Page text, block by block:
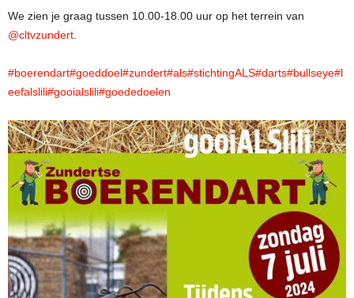
We zien je graag tussen 10.00-18.00 uur op het terrein van
@cltvzundert
#boerendart#goeddoel#zundert#als#stichtingALS#darts#bullseye#l
eefalslili#gooialslili#goededoelen